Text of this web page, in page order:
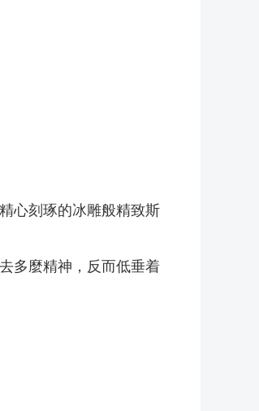
心刻琢的冰雕般精致斯
多麼精神，反而低垂着